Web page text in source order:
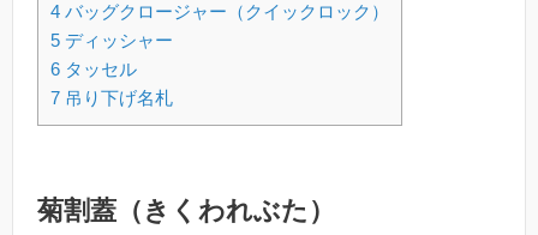
4 バッグクロージャー（クイックロック）
5 ディッシャー
6 タッセル
7 吊り下げ名札
菊割蓋（きくわれぶた）